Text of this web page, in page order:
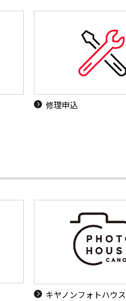
修理申込
キヤノンフォトハウス